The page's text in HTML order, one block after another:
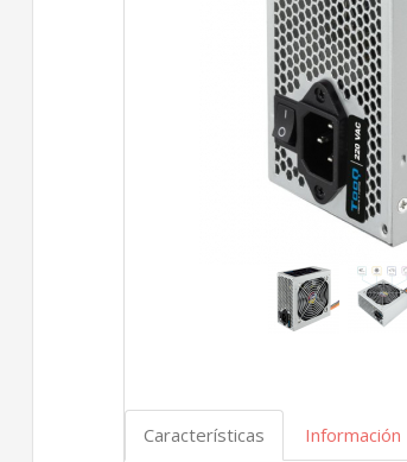
Características Información